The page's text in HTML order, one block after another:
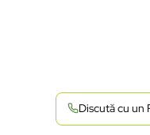
Discută cu un